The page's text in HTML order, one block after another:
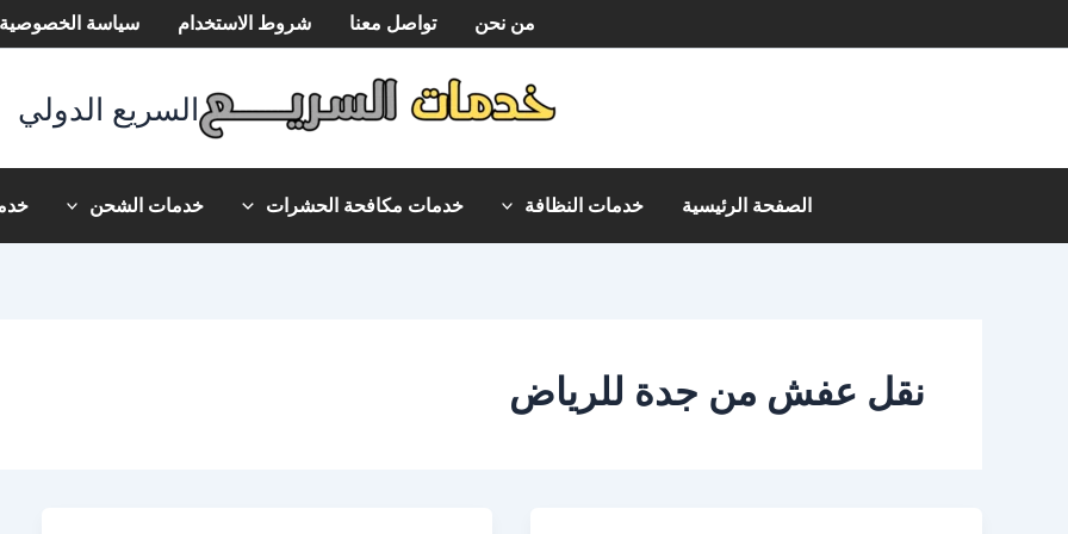
إلى
من نحن تواصل معنا شروط الاستخدام سياسة الخصوصية
السريع الدولي
الصفحة الرئيسية خدمات النظافة خدمات مكافحة الحشرات خدمات الشحن
نقل عفش من جدة للرياض